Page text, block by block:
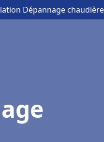
Dépannage